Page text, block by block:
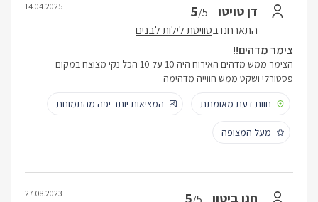
דן טויטו 5/5
התארחנו בסוויטת לילות לבנים
14.04.2025
צימר מדהים!!
הצימר ממש מדהים האירוח היה 10 על 10 הכל נקי מצוצח במקום
פסטורלי ושקט ממש חווייה מדהימה
חוות דעת מאומתת
המציאות יותר יפה מהתמונות
מעל המצופה
חנן ביטון 27.08.2023